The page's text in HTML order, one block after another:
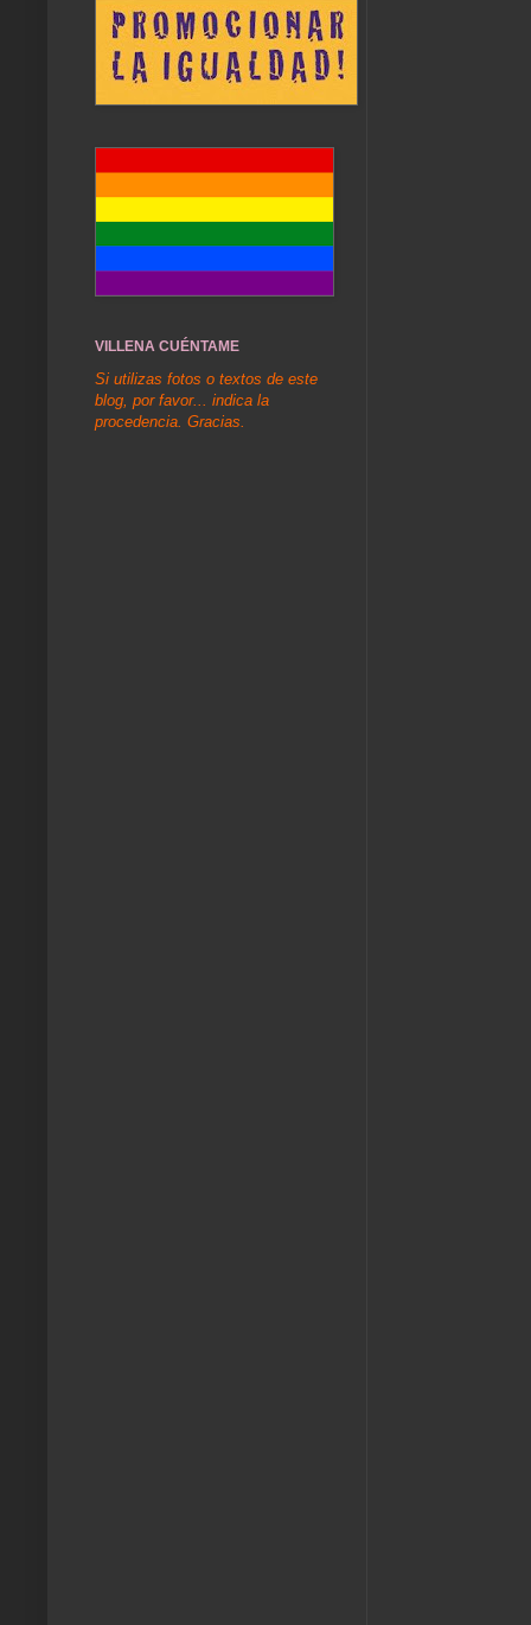
VILLENA CUÉNTAME
Si utilizas fotos o textos de este
blog, por favor... indica la
procedencia. Gracias.